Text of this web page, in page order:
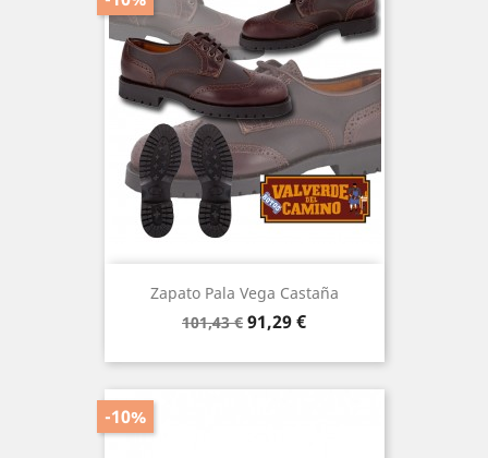
Zapato Pala Vega Castaña
Precio
101,43 € Precio
91,29 €
-10%